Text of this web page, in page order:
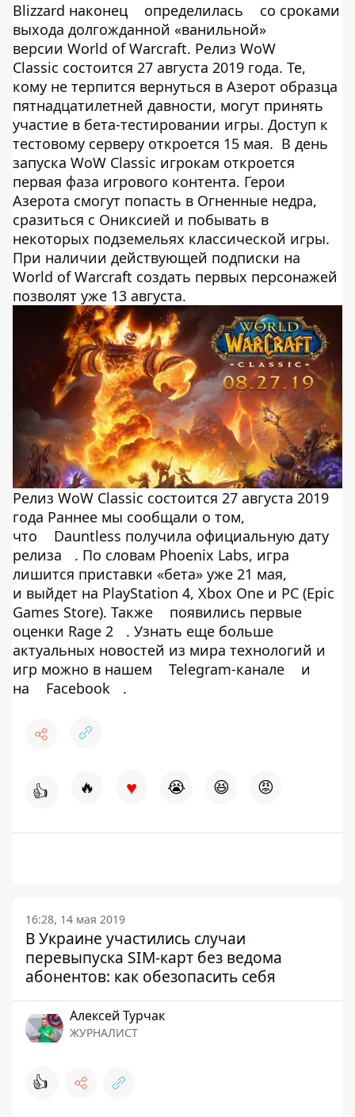
Blizzard наконец определилась
со сроками
выхода долгожданной «ванильной»
версии World of Warcraft. Релиз WoW
Classic состоится 27 августа 2019 года. Те,
кому не терпится вернуться в Азерот образца
пятнадцатилетней давности, могут принять
участие в бета-тестировании игры. Доступ к
тестовому серверу откроется 15 мая. В день
запуска WoW Classic игрокам откроется
первая фаза игрового контента. Герои
Азерота смогут попасть в Огненные недра,
сразиться с Ониксией и побывать в
некоторых подземельях классической игры.
При наличии действующей подписки на
World of Warcraft создать первых персонажей
позволят уже 13 августа.
Релиз WoW Classic состоится 27 августа 2019
года Раннее мы сообщали о том,
что
Dauntless получила официальную дату
релиза
. По словам Phoenix Labs, игра
лишится приставки «бета» уже 21 мая,
и выйдет на PlayStation 4, Xbox One и PC (Epic
Games Store). Также
появились первые
оценки Rage 2
. Узнать еще больше
актуальных новостей из мира технологий и
игр можно в нашем
Telegram-канале
и
на
Facebook .
👍 🔥 ♥ 😭 😆 😡
16:28, 14 мая 2019
В Украине участились случаи
перевыпуска SIM-карт без ведома
абонентов: как обезопасить себя
Алексей Турчак
ЖУРНАЛИСТ
👍